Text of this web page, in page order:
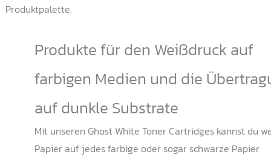
Produktpalette.
Produkte für den Weißdruck auf
farbigen Medien und die
auf dunkle Substrate
Mit unseren Ghost White Toner Cartridges kannst du
Papier auf jedes farbige oder sogar schwarze Papier